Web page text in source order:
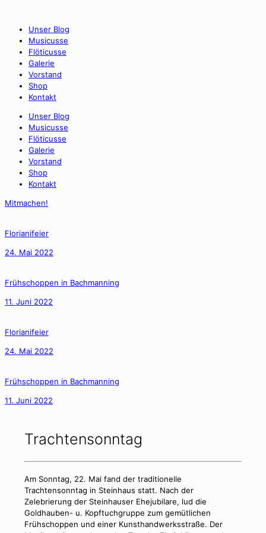
Unser Blog
Musicusse
Flöticusse
Galerie
Vorstand
Shop
Kontakt
Unser Blog
Musicusse
Flöticusse
Galerie
Vorstand
Shop
Kontakt
Mitmachen!
Florianifeier
24. Mai 2022
Frühschoppen in Bachmanning
11. Juni 2022
Florianifeier
24. Mai 2022
Frühschoppen in Bachmanning
11. Juni 2022
Trachtensonntag
Am Sonntag, 22. Mai fand der traditionelle
Trachtensonntag in Steinhaus statt. Nach der
Zelebrierung der Steinhauser Ehejubilare, lud die
Goldhauben- u. Kopftuchgruppe zum gemütlichen
Frühschoppen und einer Kunsthandwerksstraße. Der